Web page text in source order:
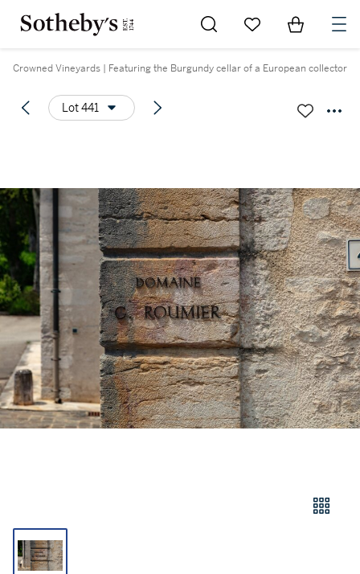
Go to My Favorites
Items in
Crowned Vineyards | Featuring the Burgundy cellar of a European collector
Lot 441